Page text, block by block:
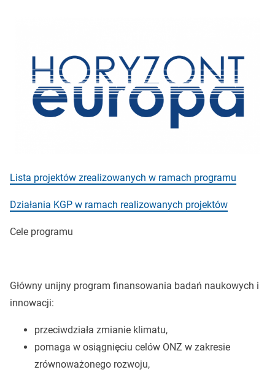
Lista projektów zrealizowanych w ramach programu
Działania KGP w ramach realizowanych projektów
Cele programu
Główny unijny program finansowania badań naukowych i
innowacji:
przeciwdziała zmianie klimatu,
pomaga w osiągnięciu celów ONZ w zakresie
zrównoważonego rozwoju,